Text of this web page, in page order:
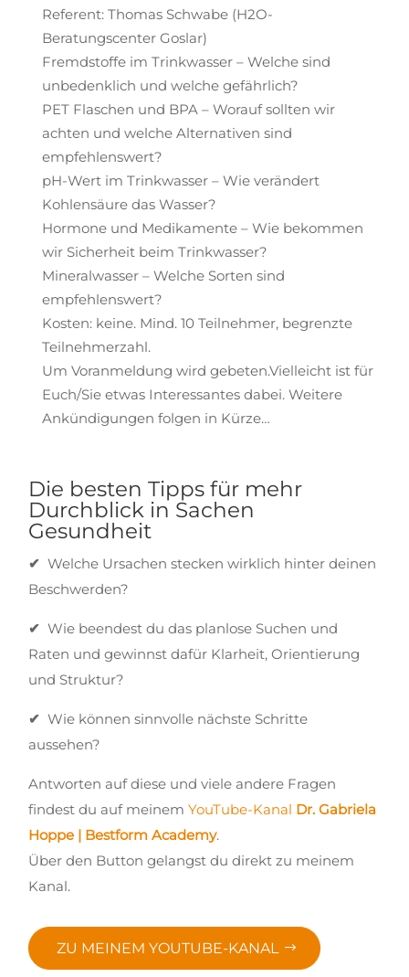
Referent: Thomas Schwabe (H2O-
Beratungscenter Goslar)
Fremdstoffe im Trinkwasser – Welche sind
unbedenklich und welche gefährlich?
PET Flaschen und BPA – Worauf sollten wir
achten und welche Alternativen sind
empfehlenswert?
pH-Wert im Trinkwasser – Wie verändert
Kohlensäure das Wasser?
Hormone und Medikamente – Wie bekommen
wir Sicherheit beim Trinkwasser?
Mineralwasser – Welche Sorten sind
empfehlenswert?
Kosten: keine. Mind. 10 Teilnehmer, begrenzte
Teilnehmerzahl.
Um Voranmeldung wird gebeten.Vielleicht ist für
Euch/Sie etwas Interessantes dabei. Weitere
Ankündigungen folgen in Kürze…
Die besten Tipps für mehr
Durchblick in Sachen
Gesundheit
✔ Welche Ursachen stecken wirklich hinter deinen
Beschwerden?
✔ Wie beendest du das planlose Suchen und
Raten und gewinnst dafür Klarheit, Orientierung
und Struktur?
✔ Wie können sinnvolle nächste Schritte
aussehen?
Antworten auf diese und viele andere Fragen
findest du auf meinemYouTube-Kanal Dr. Gabriela
Hoppe | Bestform Academy.
Über den Button gelangst du direkt zu meinem
Kanal.
ZU MEINEM YOUTUBE-KANAL